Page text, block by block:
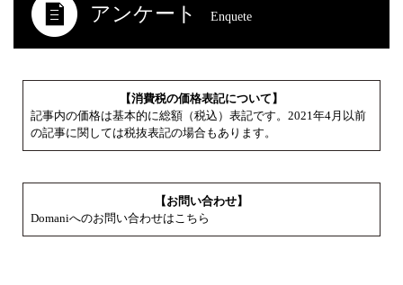
アンケート Enquete
【消費税の価格表記について】
記事内の価格は基本的に総額（税込）表記です。2021年4月以前
の記事に関しては税抜表記の場合もあります。
【お問い合わせ】
Domaniへのお問い合わせはこちら